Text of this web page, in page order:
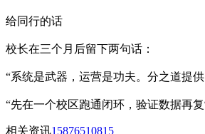
给同行的话
校长在三个月后留下两句话：
“系统是武器，运营是功夫。分之道提
“先在一个校区跑通闭环，验证数据再
相关资讯15876510815